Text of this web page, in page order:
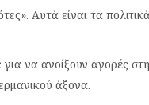
Αυτά είναι τα
να ανοίξουν αγορές
άξονα.